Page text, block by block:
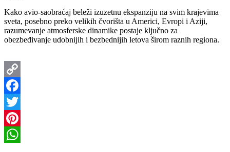
Kako avio-saobraćaj beleži izuzetnu ekspanziju na svim krajevima
sveta, posebno preko velikih čvorišta u Americi, Evropi i Aziji,
razumevanje atmosferske dinamike postaje ključno za
obezbeđivanje udobnijih i bezbednijih letova širom raznih regiona.
Copy
Link
Facebook
Twitter
Pinterest